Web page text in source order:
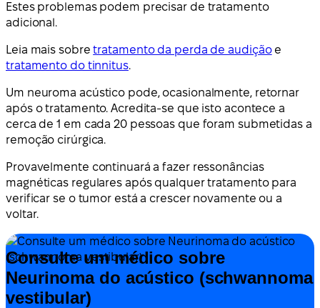
Estes problemas podem precisar de tratamento
adicional.
Leia mais sobretratamento da perda de audiçãoe
tratamento do tinnitus.
Um neuroma acústico pode, ocasionalmente, retornar
após o tratamento. Acredita-se que isto acontece a
cerca de 1 em cada 20 pessoas que foram submetidas a
remoção cirúrgica.
Provavelmente continuará a fazer ressonâncias
magnéticas regulares após qualquer tratamento para
verificar se o tumor está a crescer novamente ou a
voltar.
Consulte um médico sobre
Neurinoma do acústico (schwannoma
vestibular)